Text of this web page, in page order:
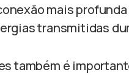
mais
transmitidas
também é